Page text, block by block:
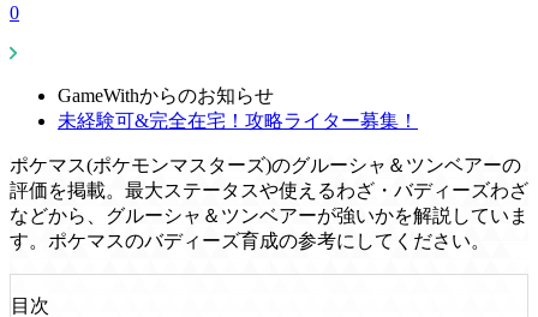
0
GameWithからのお知らせ
未経験可&完全在宅！攻略ライター募集！
ポケマス(ポケモンマスターズ)のグルーシャ＆ツンベアーの
評価を掲載。最大ステータスや使えるわざ・バディーズわざ
などから、グルーシャ＆ツンベアーが強いかを解説していま
す。ポケマスのバディーズ育成の参考にしてください。
目次